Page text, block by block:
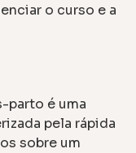
o curso e a
parto é uma
pela rápida
sobre um